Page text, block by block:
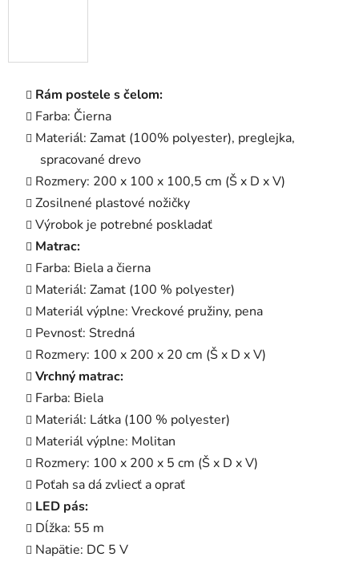
Rám postele s čelom:
Farba: Čierna
Materiál: Zamat (100% polyester), preglejka,
spracované drevo
Rozmery: 200 x 100 x 100,5 cm (Š x D x V)
Zosilnené plastové nožičky
Výrobok je potrebné poskladať
Matrac:
Farba: Biela a čierna
Materiál: Zamat (100 % polyester)
Materiál výplne: Vreckové pružiny, pena
Pevnosť: Stredná
Rozmery: 100 x 200 x 20 cm (Š x D x V)
Vrchný matrac:
Farba: Biela
Materiál: Látka (100 % polyester)
Materiál výplne: Molitan
Rozmery: 100 x 200 x 5 cm (Š x D x V)
Poťah sa dá zvliecť a oprať
LED pás:
Dĺžka: 55 m
Napätie: DC 5 V